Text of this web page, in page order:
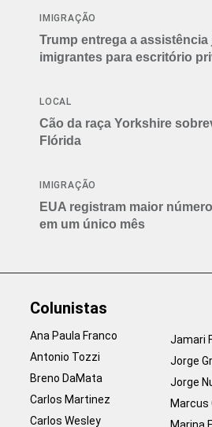
IMIGRAÇÃO
Trump entrega a
imigrantes para escritório
LOCAL
Cão da raça Yorkshire
Flórida
IMIGRAÇÃO
EUA registram maior
em um único mês
Colunistas
Ana Paula Franco
Antonio Tozzi
Breno DaMata
Carlos Martinez
Carlos Wesley
Jamari
Jorge
Jorge
Marcus